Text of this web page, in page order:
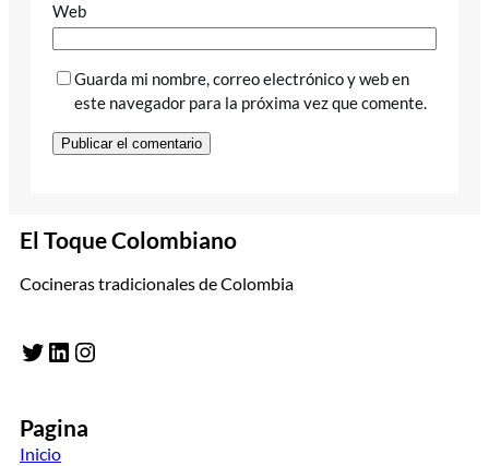
Web
Guarda mi nombre, correo electrónico y web en
este navegador para la próxima vez que comente.
El Toque Colombiano
Cocineras tradicionales de Colombia
Twitter LinkedIn Instagram
Pagina
Inicio